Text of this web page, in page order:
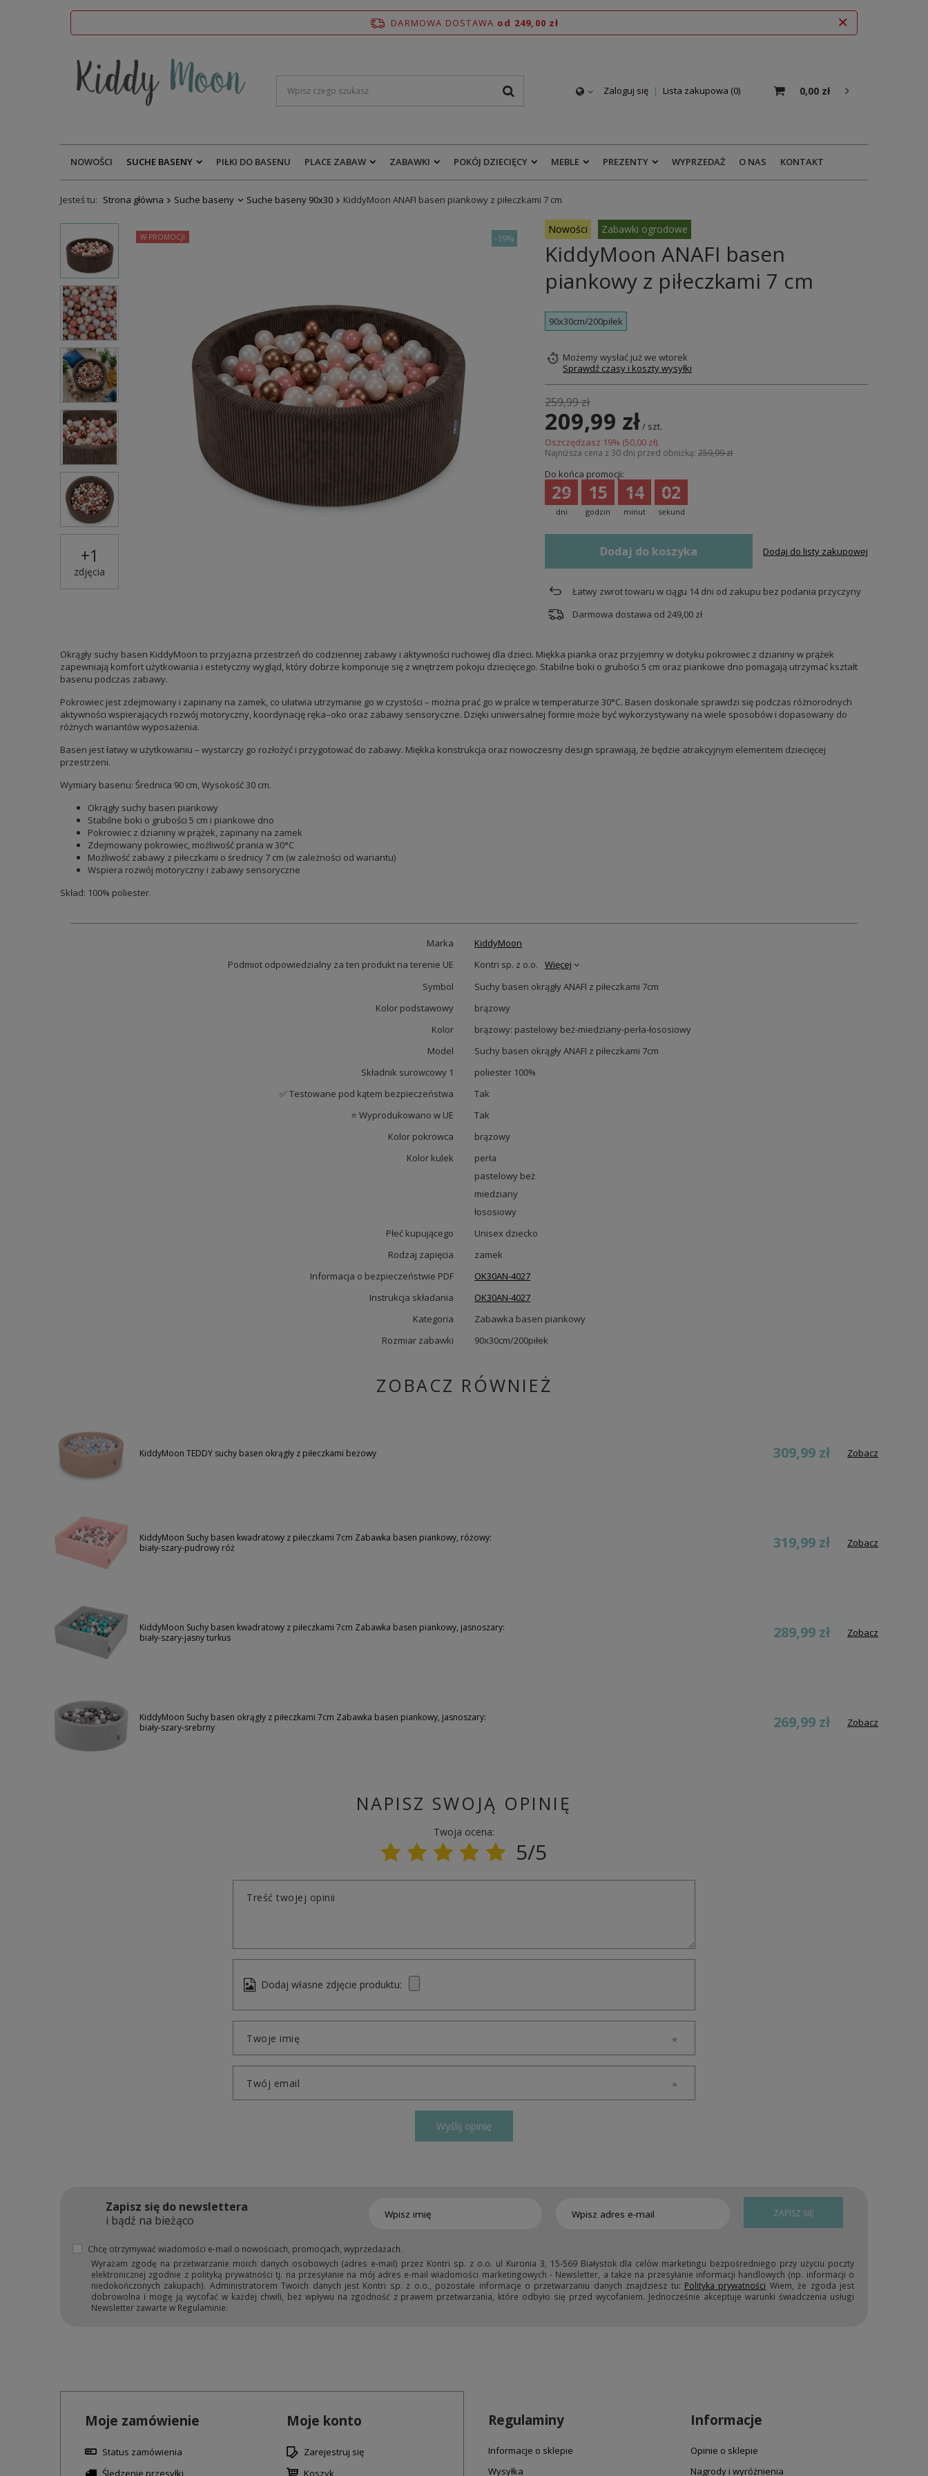
DARMOWA DOSTAWA od 249,00 zł
Zaloguj się Lista zakupowa 0 0,00 zł
NOWOŚCI SUCHE BASENY PIŁKI DO BASENU PLACE ZABAW ZABAWKI POKÓJ DZIECIĘCY MEBLE PREZENTY WYPRZEDAŻ O NAS KONTAKT
Jesteś tu: Strona główna Suche baseny Suche baseny 90x30 KiddyMoon ANAFI basen piankowy z piłeczkami 7 cm
Nowości Zabawki ogrodowe
KiddyMoon ANAFI basen
piankowy z piłeczkami 7 cm
-19%
+1
zdjęcia
W PROMOCJI
90x30cm/200piłek
Możemy wysłać jużwe wtorek
Sprawdź czasy i koszty wysyłki
259,99 zł
209,99 zł/ szt.
Oszczędzasz 19% (50,00 zł).
Najniższa cena z 30 dni przed obniżką: 259,99 zł
Do końca promocji:
dni
29
godzin
15
minut
14
sekund
01
Dodaj do koszyka Dodaj do listy zakupowej
Łatwy zwrot towaru w ciągu 14dni od zakupu bez podania przyczyny
Darmowa dostawa od 249,00 zł
Okrągły suchy basen KiddyMoon to przyjazna przestrzeń do codziennej zabawy i aktywności ruchowej dla dzieci. Miękka pianka oraz przyjemny w dotyku pokrowiec z dzianiny w prążek
zapewniają komfort użytkowania i estetyczny wygląd, który dobrze komponuje się z wnętrzem pokoju dziecięcego. Stabilne boki o grubości 5 cm oraz piankowe dno pomagają utrzymać kształt
basenu podczas zabawy.
Pokrowiec jest zdejmowany i zapinany na zamek, co ułatwia utrzymanie go w czystości – można prać go w pralce w temperaturze 30°C. Basen doskonale sprawdzi się podczas różnorodnych
aktywności wspierających rozwój motoryczny, koordynację ręka–oko oraz zabawy sensoryczne. Dzięki uniwersalnej formie może być wykorzystywany na wiele sposobów i dopasowany do
różnych wariantów wyposażenia.
Basen jest łatwy w użytkowaniu – wystarczy go rozłożyć i przygotować do zabawy. Miękka konstrukcja oraz nowoczesny design sprawiają, że będzie atrakcyjnym elementem dziecięcej
przestrzeni.
Wymiary basenu: Średnica 90 cm, Wysokość 30 cm.
Okrągły suchy basen piankowy
Stabilne boki o grubości 5 cm i piankowe dno
Pokrowiec z dzianiny w prążek, zapinany na zamek
Zdejmowany pokrowiec, możliwość prania w 30°C
Możliwość zabawy z piłeczkami o średnicy 7 cm (w zależności od wariantu)
Wspiera rozwój motoryczny i zabawy sensoryczne
Skład: 100% poliester.
Marka
KiddyMoon
Podmiot odpowiedzialny za ten produkt na terenie UE
Kontri sp. z o.o.
Więcej
Symbol
Suchy basen okrągły ANAFI z piłeczkami 7cm
Kolor podstawowy
brązowy
Kolor
brązowy: pastelowy beż-miedziany-perła-łososiowy
Model
Suchy basen okrągły ANAFI z piłeczkami 7cm
Składnik surowcowy 1
poliester 100%
✅ Testowane pod kątem bezpieczeństwa
Tak
⭐ Wyprodukowano w UE
Tak
Kolor pokrowca
brązowy
Kolor kulek
perła
pastelowy beż
miedziany
łososiowy
Płeć kupującego
Unisex dziecko
Rodzaj zapięcia
zamek
Informacja o bezpieczeństwie PDF
OK30AN-4027
Instrukcja składania
OK30AN-4027
Kategoria
Zabawka basen piankowy
Rozmiar zabawki
90x30cm/200piłek
ZOBACZ RÓWNIEŻ
KiddyMoon TEDDY suchy basen okrągły z piłeczkami beżowy 309,99 zł Zobacz
KiddyMoon Suchy basen kwadratowy z piłeczkami 7cm Zabawka basen piankowy, różowy:
biały-szary-pudrowy róż
319,99 zł Zobacz
KiddyMoon Suchy basen kwadratowy z piłeczkami 7cm Zabawka basen piankowy, jasnoszary:
biały-szary-jasny turkus
289,99 zł Zobacz
KiddyMoon Suchy basen okrągły z piłeczkami 7cm Zabawka basen piankowy, jasnoszary:
biały-szary-srebrny
269,99 zł Zobacz
NAPISZ SWOJĄ OPINIĘ
Twoja ocena:
5/5
Treść twojej opinii
Dodaj własne zdjęcie produktu:
Twoje imię
Twój email
Wyślij opinię
Zapisz się do newslettera
i bądź na bieżąco
ZAPISZ SIĘ
Chcę otrzymywać wiadomości e-mail o nowościach, promocjach, wyprzedażach.
Wyrażam zgodę na przetwarzanie moich danych osobowych (adres e-mail) przez Kontri sp. z o.o. ul Kuronia 3, 15-569 Białystok dla celów marketingu bezpośredniego przy użyciu poczty
elektronicznej zgodnie z polityką prywatności tj. na przesyłanie na mój adres e-mail wiadomości marketingowych - Newsletter, a także na przesyłanie informacji handlowych (np. informacji o
niedokończonych zakupach). Administratorem Twoich danych jest Kontri sp. z o.o., pozostałe informacje o przetwarzaniu danych znajdziesz tu: Polityka prywatności Wiem, że zgoda jest
dobrowolna i mogę ją wycofać w każdej chwili, bez wpływu na zgodność z prawem przetwarzania, które odbyło się przed wycofaniem. Jednocześnie akceptuje warunki świadczenia usługi
Newsletter zawarte w Regulaminie.
Moje zamówienie
Status zamówienia
Śledzenie przesyłki
Moje konto
Zarejestruj się
Koszyk
Regulaminy
Informacje o sklepie
Wysyłka
Informacje
Opinie o sklepie
Nagrody i wyróżnienia